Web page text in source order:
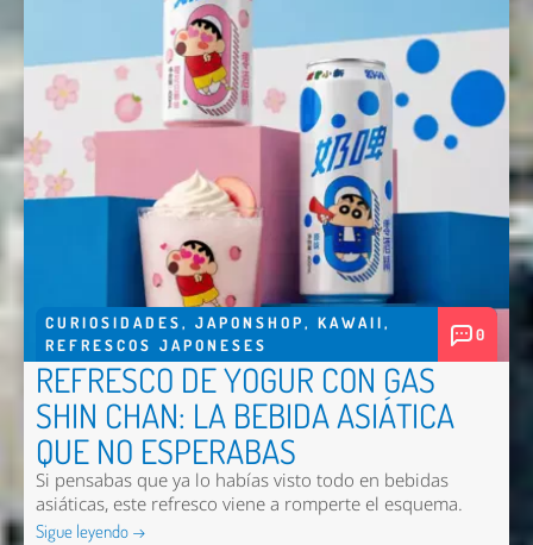
CURIOSIDADES, JAPONSHOP, KAWAII,
REFRESCOS JAPONESES
0
REFRESCO DE YOGUR CON GAS
SHIN CHAN: LA BEBIDA ASIÁTICA
QUE NO ESPERABAS
Si pensabas que ya lo habías visto todo en bebidas
asiáticas, este refresco viene a romperte el esquema.
Sigue leyendo →
Nombre *
Email *